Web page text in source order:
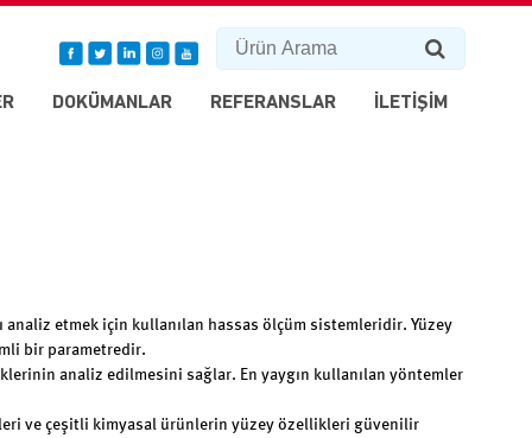
DOKÜMANLAR REFERANSLAR İLETİŞİM
analiz etmek için kullanılan hassas ölçüm sistemleridir. Yüzey
bir parametredir.
analiz edilmesini sağlar. En yaygın kullanılan yöntemler
ve çeşitli kimyasal ürünlerin yüzey özellikleri güvenilir